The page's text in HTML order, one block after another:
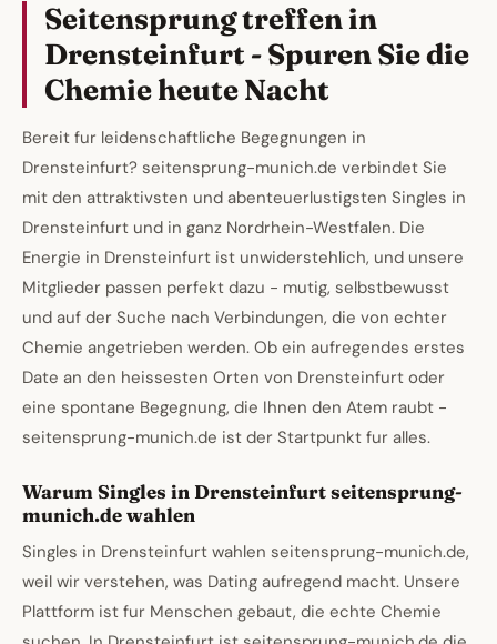
Seitensprung treffen in
Drensteinfurt - Spuren Sie die
Chemie heute Nacht
Bereit fur leidenschaftliche Begegnungen in
Drensteinfurt? seitensprung-munich.de verbindet Sie
mit den attraktivsten und abenteuerlustigsten Singles in
Drensteinfurt und in ganz Nordrhein-Westfalen. Die
Energie in Drensteinfurt ist unwiderstehlich, und unsere
Mitglieder passen perfekt dazu - mutig, selbstbewusst
und auf der Suche nach Verbindungen, die von echter
Chemie angetrieben werden. Ob ein aufregendes erstes
Date an den heissesten Orten von Drensteinfurt oder
eine spontane Begegnung, die Ihnen den Atem raubt -
seitensprung-munich.de ist der Startpunkt fur alles.
Warum Singles in Drensteinfurt seitensprung-
munich.de wahlen
Singles in Drensteinfurt wahlen seitensprung-munich.de,
weil wir verstehen, was Dating aufregend macht. Unsere
Plattform ist fur Menschen gebaut, die echte Chemie